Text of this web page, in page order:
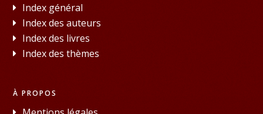
Index général
Index des auteurs
Index des livres
Index des thèmes
À PROPOS